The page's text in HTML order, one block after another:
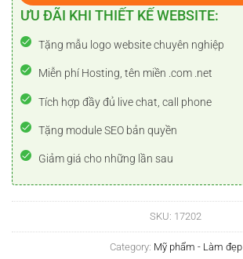
ƯU ĐÃI KHI THIẾT KẾ WEBSITE:
Tặng mẫu logo website chuyên nghiệp
Miễn phí Hosting, tên miền .com .net
Tích hợp đầy đủ live chat, call phone
Tặng module SEO bản quyền
Giảm giá cho những lần sau
SKU: 17202
Category: Mỹ phẩm - Làm đẹp